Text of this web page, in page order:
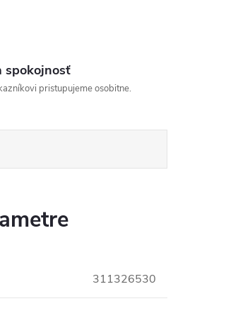
spokojnosť
pristupujeme osobitne.
311326530